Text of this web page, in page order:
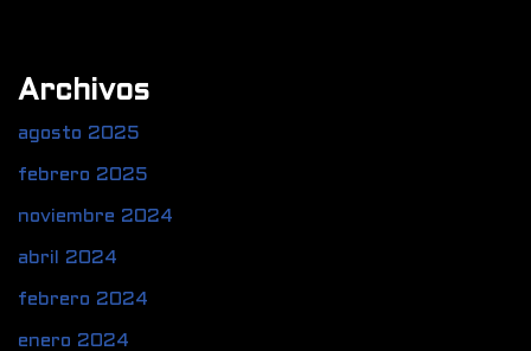
Archivos
agosto 2025
febrero 2025
noviembre 2024
abril 2024
febrero 2024
enero 2024